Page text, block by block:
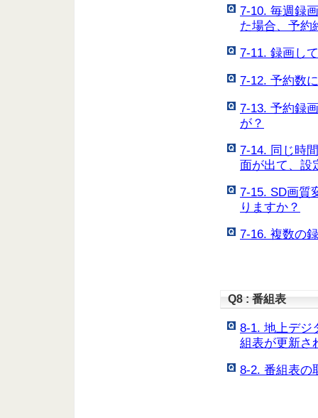
7-10. 毎週録
た場合、予約
7-11. 録画し
7-12. 予約数
7-13. 予約録
が？
7-14. 同じ時
面が出て、設
7-15. SD画質
りますか？
7-16. 複数の
Q8 : 番組表
8-1. 地上デジ
組表が更新さ
8-2. 番組表の